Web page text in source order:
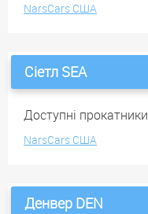
NarsCars США
Сіетл SEA
Доступні прокатники
NarsCars США
Денвер DEN